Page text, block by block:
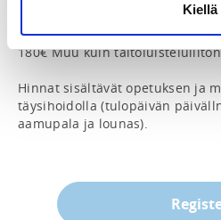
Kiellä
150€ Taitoluisteluliiton
165€ Taitoluisteluliiton muu
180€ Muu kuin
Hinnat sisältävät opetuksen ja
täysihoidolla (tulopäivän
aamupala ja lounas).